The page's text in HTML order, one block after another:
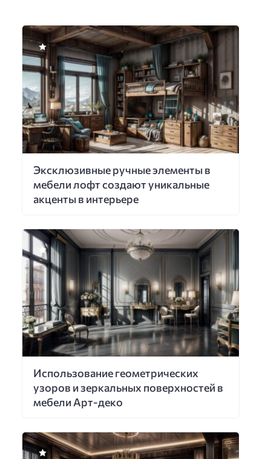
Эксклюзивные ручные элементы в
мебели лофт создают уникальные
акценты в интерьере
Использование геометрических
узоров и зеркальных поверхностей в
мебели Арт-деко